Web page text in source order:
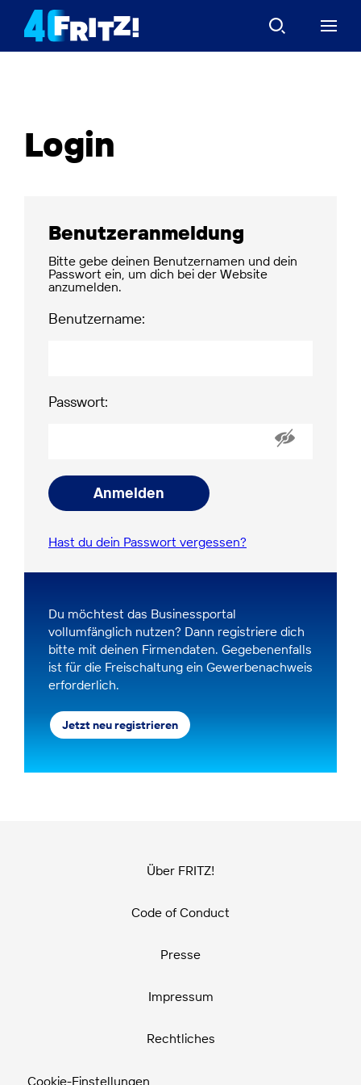
Login
Benutzeranmeldung
Bitte gebe deinen Benutzernamen und dein
Passwort ein, um dich bei der Website
anzumelden.
Benutzername:
Passwort:
Anmelden
Hast du dein Passwort vergessen?
Du möchtest das Businessportal
vollumfänglich nutzen? Dann registriere dich
bitte mit deinen Firmendaten. Gegebenenfalls
ist für die Freischaltung ein Gewerbenachweis
erforderlich.
Jetzt neu registrieren
Über FRITZ!
Code of Conduct
Presse
Impressum
Rechtliches
Cookie-Einstellungen